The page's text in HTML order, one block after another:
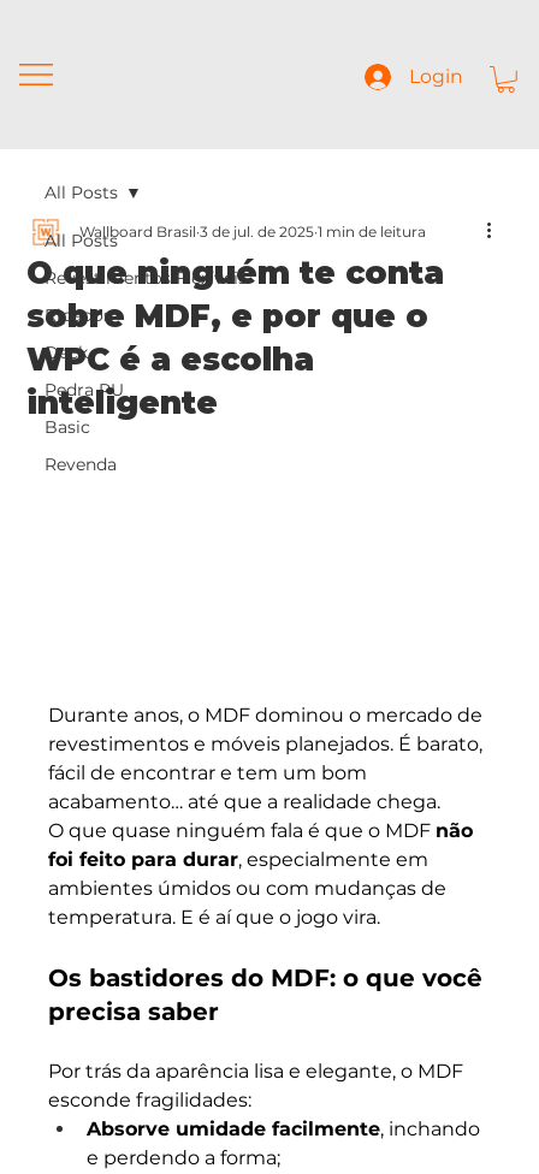
Login
All Posts
Revestimentos Flexíveis
Ripados
Deck
Pedra PU
Basic
Revenda
All Posts
O que ninguém te conta
sobre MDF, e por que o
WPC é a escolha
inteligente
Wallboard Brasil 3 de jul. de 2025 1 min de leitura
Durante anos, o MDF dominou o mercado de
revestimentos e móveis planejados. É barato,
fácil de encontrar e tem um bom
acabamento… até que a realidade chega.
O que quase ninguém fala é que o MDF não
foi feito para durar, especialmente em
ambientes úmidos ou com mudanças de
temperatura. E é aí que o jogo vira.
Os bastidores do MDF: o que você
precisa saber
Por trás da aparência lisa e elegante, o MDF
esconde fragilidades:
Absorve umidade facilmente, inchando
e perdendo a forma;